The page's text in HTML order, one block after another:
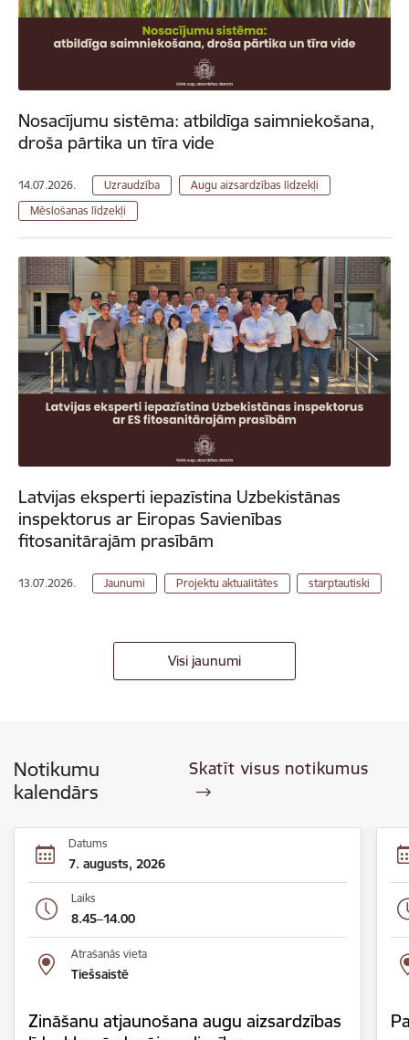
Nosacījumu sistēma: atbildīga saimniekošana,
droša pārtika un tīra vide
14.07.2026. Uzraudzība
Augu aizsardzības līdzekļi
Mēslošanas līdzekļi
Latvijas eksperti iepazīstina Uzbekistānas
inspektorus ar Eiropas Savienības
fitosanitārajām prasībām
13.07.2026. Jaunumi Projektu aktualitātes starptautiski
Visi jaunumi
Notikumu
kalendārs
Skatīt visus notikumus
Datums
7. augusts, 2026
Laiks
8.45–14.00
Atrašanās vieta
Tiešsaistē
Zināšanu atjaunošana augu aizsardzības